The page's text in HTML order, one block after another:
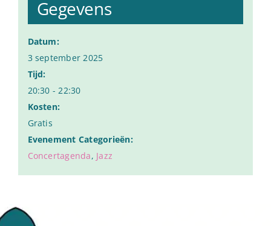
Gegevens
Datum:
3 september 2025
Tijd:
20:30 - 22:30
Kosten:
Gratis
Evenement Categorieën:
Concertagenda, Jazz